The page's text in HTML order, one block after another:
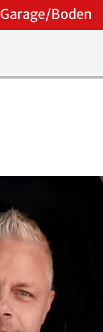
Garage/Boden